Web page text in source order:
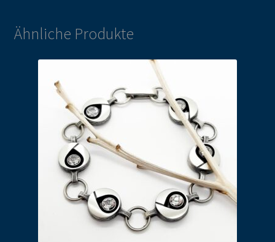
Ähnliche Produkte